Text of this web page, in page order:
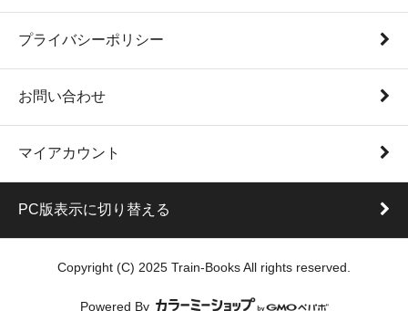
プライバシーポリシー
お問い合わせ
マイアカウント
PC版表示に切り替える
Copyright (C) 2025 Train-Books All rights reserved.
Powered By